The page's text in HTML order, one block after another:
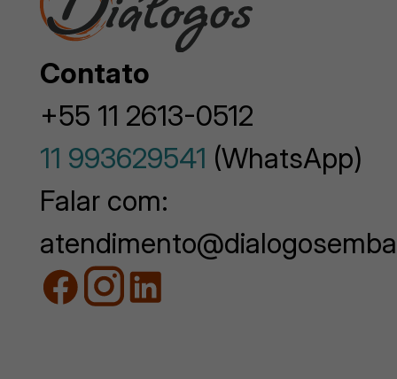
Contato
+55 11 2613-0512
11 993629541 (WhatsApp)
Falar com: